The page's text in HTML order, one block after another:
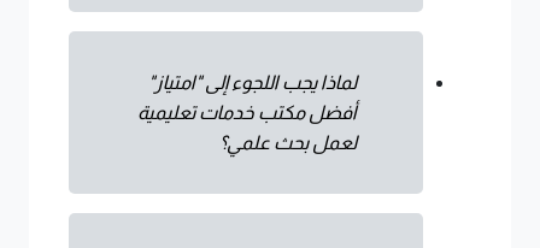
لماذا يجب اللجوء إلى "امتياز"
أفضل مكتب خدمات تعليمية
لعمل بحث علمي؟